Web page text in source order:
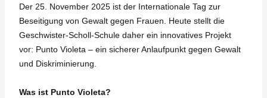
Der 25. November 2025 ist der Internationale Tag zur
Beseitigung von Gewalt gegen Frauen. Heute stellt die
Geschwister-Scholl-Schule daher ein innovatives Projekt
vor: Punto Violeta – ein sicherer Anlaufpunkt gegen Gewalt
und Diskriminierung.
Was ist Punto Violeta?